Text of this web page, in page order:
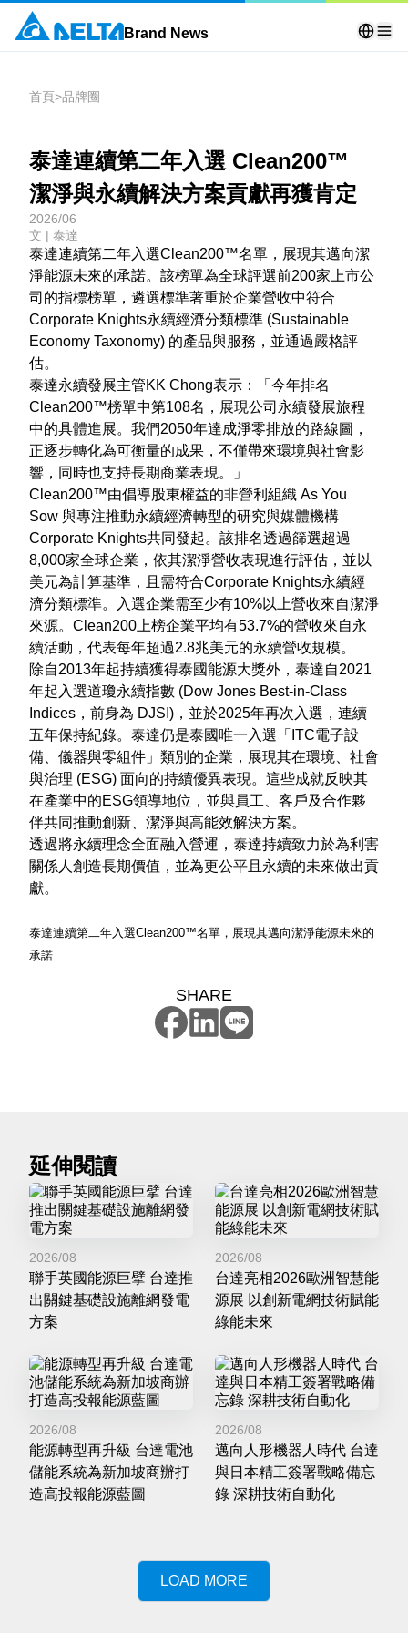
Brand News
首頁>品牌圈
泰達連續第二年入選 Clean200™
潔淨與永續解決方案貢獻再獲肯定
2026/06
文 | 泰達
泰達連續第二年入選Clean200™名單，展現其邁向潔
淨能源未來的承諾。該榜單為全球評選前200家上市公
司的指標榜單，遴選標準著重於企業營收中符合
Corporate Knights永續經濟分類標準 (Sustainable
Economy Taxonomy) 的產品與服務，並通過嚴格評
估。
泰達永續發展主管KK Chong表示：「今年排名
Clean200™榜單中第108名，展現公司永續發展旅程
中的具體進展。我們2050年達成淨零排放的路線圖，
正逐步轉化為可衡量的成果，不僅帶來環境與社會影
響，同時也支持長期商業表現。」
Clean200™由倡導股東權益的非營利組織 As You
Sow 與專注推動永續經濟轉型的研究與媒體機構
Corporate Knights共同發起。該排名透過篩選超過
8,000家全球企業，依其潔淨營收表現進行評估，並以
美元為計算基準，且需符合Corporate Knights永續經
濟分類標準。入選企業需至少有10%以上營收來自潔淨
來源。Clean200上榜企業平均有53.7%的營收來自永
續活動，代表每年超過2.8兆美元的永續營收規模。
除自2013年起持續獲得泰國能源大獎外，泰達自2021
年起入選道瓊永續指數 (Dow Jones Best-in-Class
Indices，前身為 DJSI)，並於2025年再次入選，連續
五年保持紀錄。泰達仍是泰國唯一入選「ITC電子設
備、儀器與零組件」類別的企業，展現其在環境、社會
與治理 (ESG) 面向的持續優異表現。這些成就反映其
在產業中的ESG領導地位，並與員工、客戶及合作夥
伴共同推動創新、潔淨與高能效解決方案。
透過將永續理念全面融入營運，泰達持續致力於為利害
關係人創造長期價值，並為更公平且永續的未來做出貢
獻。
泰達連續第二年入選Clean200™名單，展現其邁向潔淨能源未來的
承諾
SHARE
延伸閱讀
2026/08
聯手英國能源巨擘 台達推
出關鍵基礎設施離網發電
方案
2026/08
台達亮相2026歐洲智慧能
源展 以創新電網技術賦能
綠能未來
2026/08
能源轉型再升級 台達電池
儲能系統為新加坡商辦打
造高投報能源藍圖
2026/08
邁向人形機器人時代 台達
與日本精工簽署戰略備忘
錄 深耕技術自動化
LOAD MORE